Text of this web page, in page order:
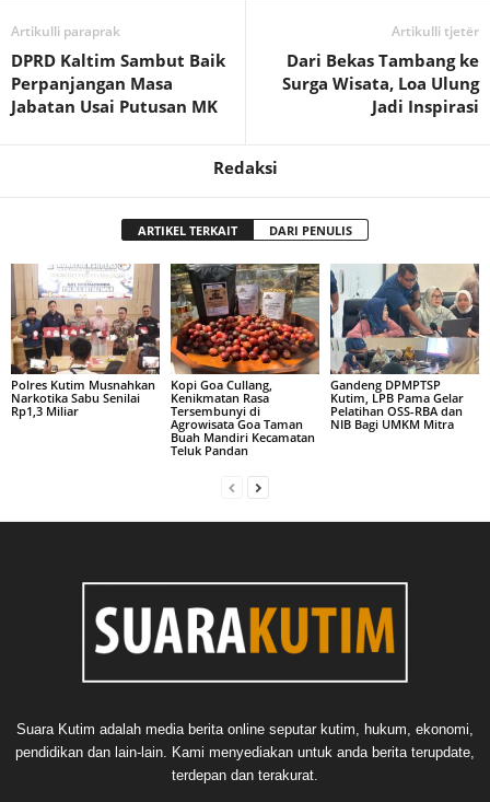
Artikulli paraprak
DPRD Kaltim Sambut Baik
Perpanjangan Masa
Jabatan Usai Putusan MK
Artikulli tjetër
Dari Bekas Tambang ke
Surga Wisata, Loa Ulung
Jadi Inspirasi
Redaksi
ARTIKEL TERKAIT DARI PENULIS
Polres Kutim Musnahkan
Narkotika Sabu Senilai
Rp1,3 Miliar
Kopi Goa Cullang,
Kenikmatan Rasa
Tersembunyi di
Agrowisata Goa Taman
Buah Mandiri Kecamatan
Teluk Pandan
Gandeng DPMPTSP
Kutim, LPB Pama Gelar
Pelatihan OSS-RBA dan
NIB Bagi UMKM Mitra
Suara Kutim adalah media berita online seputar kutim, hukum, ekonomi,
pendidikan dan lain-lain. Kami menyediakan untuk anda berita terupdate,
terdepan dan terakurat.